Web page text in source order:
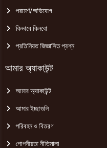
পরামর্শ/অভিযোগ
কিভাবে কিনবো
প্রতিনিয়ত জিজ্ঞাসিত প্রশ্ন
আমার অ্যাকাউন্ট
আমার অ্যাকাউন্ট
আমার ইচ্ছাগুলি
পরিবহন ও বিতরণ
গোপনীয়তা নীতিমালা